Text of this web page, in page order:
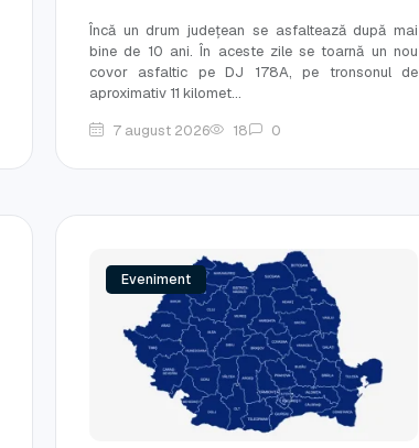
Încă un drum județean se asfaltează după mai
bine de 10 ani. În aceste zile se toarnă un nou
covor asfaltic pe DJ 178A, pe tronsonul de
aproximativ 11 kilomet...
7 august 2026
18 0
Eveniment